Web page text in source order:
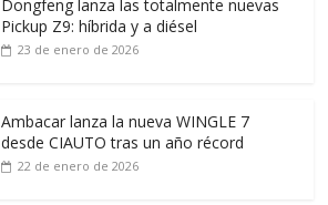
Dongfeng lanza las totalmente nuevas
Pickup Z9: híbrida y a diésel
23 de enero de 2026
Ambacar lanza la nueva WINGLE 7
desde CIAUTO tras un año récord
22 de enero de 2026